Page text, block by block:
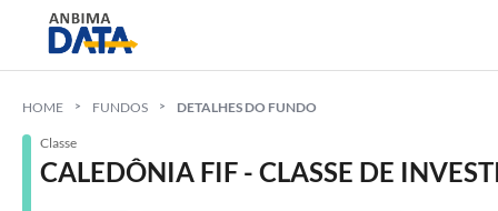
HOME FUNDOS DETALHES DO FUNDO
Classe
CALEDÔNIA FIF - CLASSE DE